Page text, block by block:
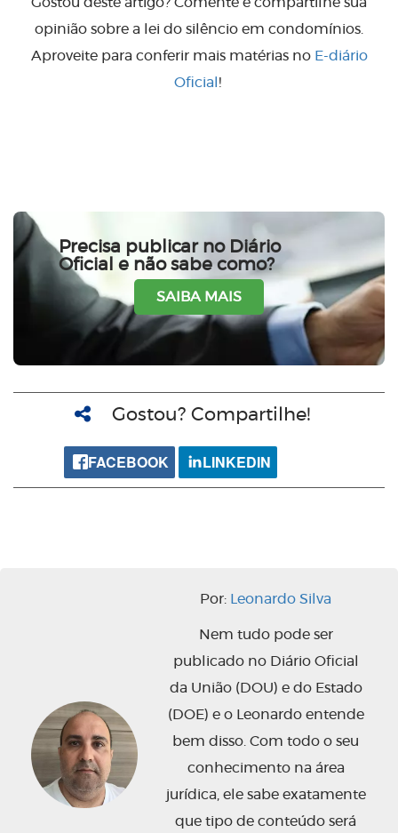
Gostou deste artigo? Comente e compartilhe sua
opinião sobre a lei do silêncio em condomínios.
Aproveite para conferir mais matérias no E-diário
Oficial !
Precisa publicar no Diário
Oficial e não sabe como?
SAIBA MAIS
Gostou? Compartilhe!
FACEBOOK LINKEDIN
Por: Leonardo Silva
Nem tudo pode ser
publicado no Diário Oficial
da União (DOU) e do Estado
(DOE) e o Leonardo entende
bem disso. Com todo o seu
conhecimento na área
jurídica, ele sabe exatamente
que tipo de conteúdo será